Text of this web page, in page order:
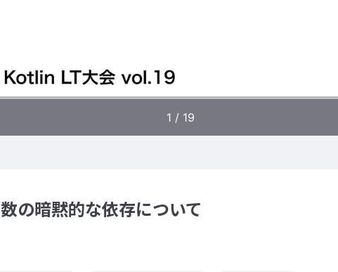
の暗黙的な依存について